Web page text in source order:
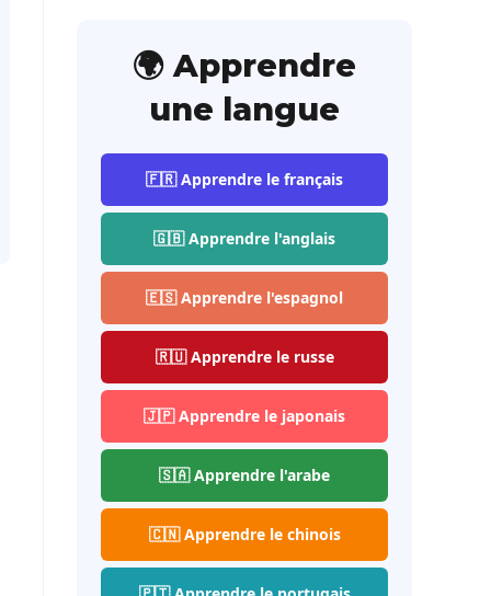
🌍 Apprendre
une langue
🇫🇷 Apprendre le français
🇬🇧 Apprendre l'anglais
🇪🇸 Apprendre l'espagnol
🇷🇺 Apprendre le russe
🇯🇵 Apprendre le japonais
🇸🇦 Apprendre l'arabe
🇨🇳 Apprendre le chinois